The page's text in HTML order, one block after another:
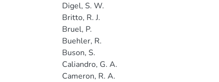
Digel, S. W.
Britto, R. J.
Bruel, P.
Buehler, R.
Buson, S.
Caliandro, G. A.
Cameron, R. A.